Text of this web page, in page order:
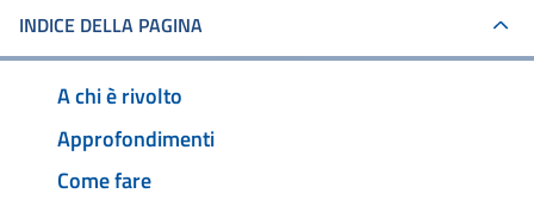
INDICE DELLA PAGINA
A chi è rivolto
Approfondimenti
Come fare